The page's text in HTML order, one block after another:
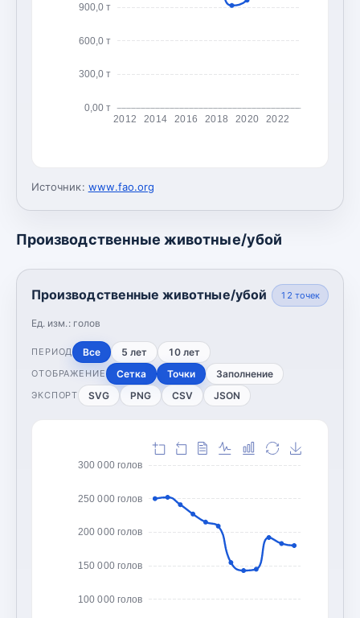
0,00 т
300,0 т
600,0 т
900,0 т
2012 2014 2016 2018 2020 2022
Источник: www.fao.org
Производственные животные/убой
Производственные животные/убой
Ед. изм.: голов
12 точек
ПЕРИОД Все 5 лет 10 лет
ОТОБРАЖЕНИЕ Сетка Точки Заполнение
ЭКСПОРТ SVG PNG CSV JSON
100 000 голов
150 000 голов
200 000 голов
250 000 голов
300 000 голов